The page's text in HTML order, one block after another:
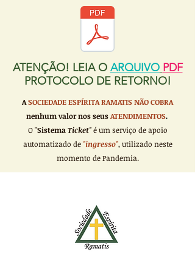
ATENÇÃO! LEIA O ARQUIVO PDF
PROTOCOLO DE RETORNO!
ASOCIEDADE ESPÍRITA RAMATISNÃO COBRA
nenhum valor nos seusATENDIMENTOS.
O "Sistema Ticket"é um serviço de apoio
automatizado de"ingresso", utilizado neste
momento de Pandemia.